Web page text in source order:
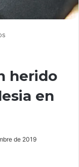
herido
en
de 2019